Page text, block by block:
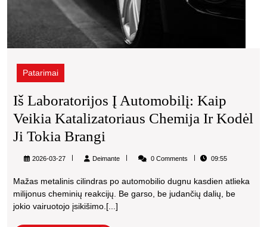
Patarimai
Iš Laboratorijos Į Automobilį: Kaip
Veikia Katalizatoriaus Chemija Ir Kodėl
Ji Tokia Brangi
Laboratorijos
Automobilį:
Kaip
2026-03-27 DeimanteDeimante 0 Comments 09:55
Mažas metalinis cilindras po automobilio dugnu kasdien atlieka
milijonus cheminių reakcijų. Be garso, be judančių dalių, be
jokio vairuotojo įsikišimo.[...]